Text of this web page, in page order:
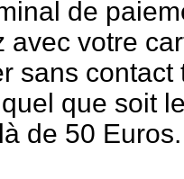
de
avec votre
sans contact
que soit
de 50 Euros.